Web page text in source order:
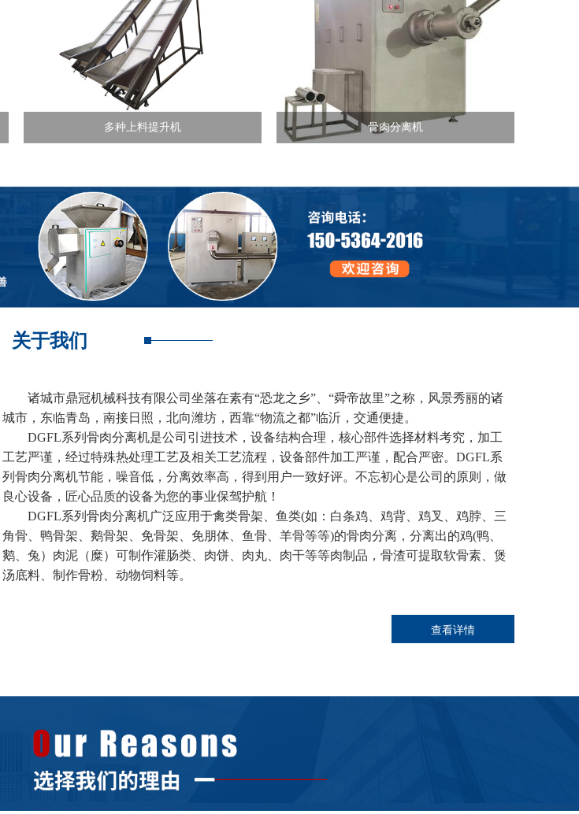
多种上料提升机 骨肉分离机
关于我们
诸城市鼎冠机械科技有限公司坐落在素有“恐龙之乡”、“舜帝故里”之称，风景秀丽的诸
城市，东临青岛，南接日照，北向潍坊，西靠“物流之都”临沂，交通便捷。
DGFL系列骨肉分离机是公司引进技术，设备结构合理，核心部件选择材料考究，加工
工艺严谨，经过特殊热处理工艺及相关工艺流程，设备部件加工严谨，配合严密。DGFL系
列骨肉分离机节能，噪音低，分离效率高，得到用户一致好评。不忘初心是公司的原则，做
良心设备，匠心品质的设备为您的事业保驾护航！
DGFL系列骨肉分离机广泛应用于禽类骨架、鱼类(如：白条鸡、鸡背、鸡叉、鸡脖、三
角骨、鸭骨架、鹅骨架、免骨架、免朋体、鱼骨、羊骨等等)的骨肉分离，分离出的鸡(鸭、
鹅、兔）肉泥（糜）可制作灌肠类、肉饼、肉丸、肉干等等肉制品，骨渣可提取软骨素、煲
汤底料、制作骨粉、动物饲料等。
查看详情